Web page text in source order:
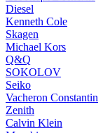
Diesel
Kenneth Cole
Skagen
Michael Kors
Q&Q
SOKOLOV
Seiko
Vacheron Constantin
Zenith
Calvin Klein